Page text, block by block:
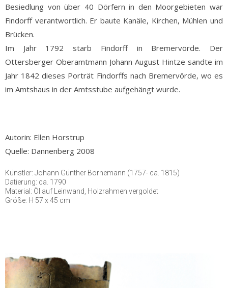
Besiedlung von über 40 Dörfern in den Moorgebieten war
Findorff verantwortlich. Er baute Kanäle, Kirchen, Mühlen und
Brücken.
Im Jahr 1792 starb Findorff in Bremervörde. Der
Ottersberger Oberamtmann Johann August Hintze sandte im
Jahr 1842 dieses Porträt Findorffs nach Bremervörde, wo es
im Amtshaus in der Amtsstube aufgehängt wurde.
Autorin: Ellen Horstrup
Quelle: Dannenberg 2008
Künstler: Johann Günther Bornemann (1757- ca. 1815)
Datierung: ca. 1790
Material: Öl auf Leinwand, Holzrahmen vergoldet
Größe: H 57 x 45 cm